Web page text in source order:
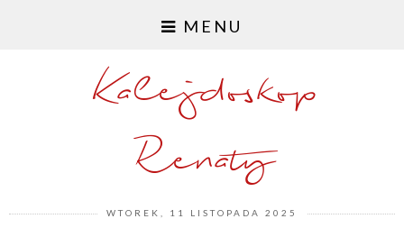
MENU
Kalejdoskop
Renaty
WTOREK, 11 LISTOPADA 2025